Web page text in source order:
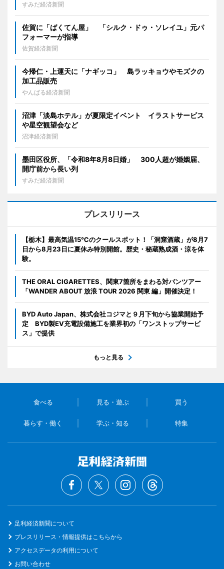
すみだ経済新聞
佐賀に「ばくてん屋」 「シルク・ドゥ・ソレイユ」元パ
フォーマーが指導
佐賀経済新聞
今帰仁・上運天に「ナギッコ」 島ラッキョウやモズクの
加工品販売
やんばる経済新聞
沼津「淡島ホテル」が夏限定イベント イラストサービス
や星空観望会など
沼津経済新聞
墨田区役所、「令和8年8月8日婚」 300人超が婚姻届、
開庁前から長い列
すみだ経済新聞
プレスリリース
【栃木】最高気温15℃のクールスポット！「洞窟酒蔵」が8月7
日から8月23日に夏休み特別開館。歴史・秘蔵熟成酒・涼を体
験。
THE ORAL CIGARETTES、関東7箇所をまわる対バンツアー
「WANDER ABOUT 放浪 TOUR 2026 関東 編」開催決定！
BYD Auto Japan、株式会社コジマと９月下旬から協業開始予
定 BYD製EV充電設備施工を業界初の「ワンストップサービ
ス」で提供
もっと見る
食べる 見る・遊ぶ 買う
暮らす・働く 学ぶ・知る 特集
足利経済新聞について
プレスリリース・情報提供はこちらから
アクセスデータの利用について
お問い合わせ